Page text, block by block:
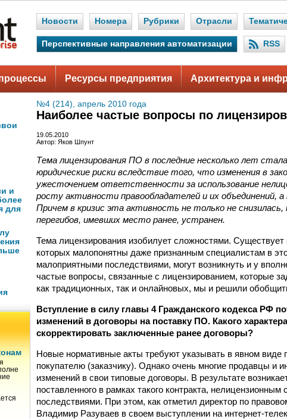
Новости Номера Рубрики Отрасли
Перспективные направления автоматизации RSS
Ресурсы предприятия Архитектура и
и
для
№4 (214), апрель 2010 года
Наиболее частые вопросы по
19.05.2010
Автор: Яков Шпунт
Тема лицензирования ПО в последние несколько лет
юридические риски вследствие того, что изменения в
ужесточением ответственности за использование
росту активности правообладателей и их объединений,
Причем в кризис эта активность не только не
перегибов, имевших место ранее, устранен.
Тема лицензирования изобилует сложностями.
которых малопонятны даже признанным специалистам в
малоприятными последствиями, могут возникнуть и у
частые вопросы, связанные с лицензированием, которые
как традиционных, так и онлайновых, мы и решили
Вступление в силу главы 4 Гражданского кодекса РФ
изменений в договоры на поставку ПО. Какого
скорректировать заключенные ранее договоры?
Новые нормативные акты требуют указывать в явном виде
покупателю (заказчику). Однако очень многие продавцы и
изменений в свои типовые договоры. В результате
поставленного в рамках такого контракта,
последствиями. При этом, как отметил директор по
Владимир Разуваев в своем выступлении на интернет-